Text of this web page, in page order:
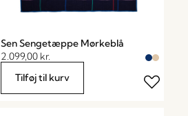
Sen Sengetæppe Mørkeblå
2.099,00 kr.
Tilføj til kurv